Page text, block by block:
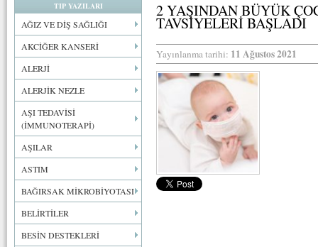
TIP YAZILARI
AĞIZ VE DİŞ SAĞLIĞI
AKCİĞER KANSERİ
ALERJİ
ALERJİK NEZLE
AŞI TEDAVİSİ
(İMMUNOTERAPİ)
AŞILAR
ASTIM
BAĞIRSAK MİKROBİYOTASI
BELİRTİLER
BESİN DESTEKLERİ
2 YAŞINDAN BÜYÜK
TAVSİYELERİ BAŞLADI
Yayınlanma tarihi: 11 Ağustos 2021